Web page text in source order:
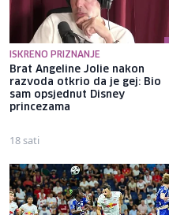
ISKRENO PRIZNANJE
Brat Angeline Jolie nakon
razvoda otkrio da je gej: Bio
sam opsjednut Disney
princezama
18 sati